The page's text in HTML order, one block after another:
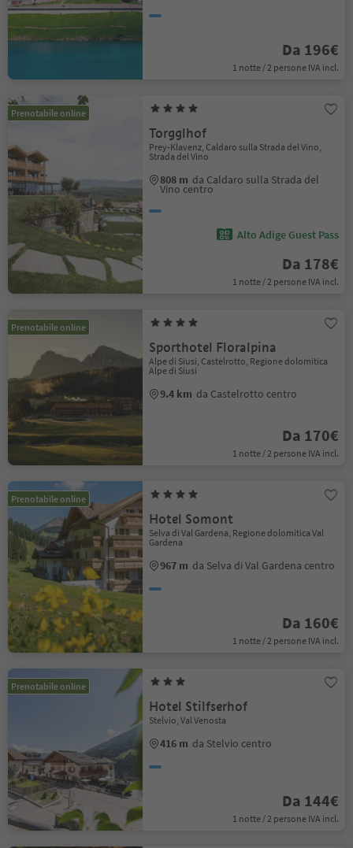
Da 196€
1 notte / 2 persone IVA incl.
Prenotabile online
Torgglhof
Prey-Klavenz, Caldaro sulla Strada del Vino,
Strada del Vino
808 m da Caldaro sulla Strada del
Vino centro
Alto Adige Guest Pass
Da 178€
1 notte / 2 persone IVA incl.
Prenotabile online
Sporthotel Floralpina
Alpe di Siusi, Castelrotto, Regione dolomitica
Alpe di Siusi
9.4 km da Castelrotto centro
Da 170€
1 notte / 2 persone IVA incl.
Prenotabile online
Hotel Somont
Selva di Val Gardena, Regione dolomitica Val
Gardena
967 m da Selva di Val Gardena centro
Da 160€
1 notte / 2 persone IVA incl.
Prenotabile online
Hotel Stilfserhof
Stelvio, Val Venosta
416 m da Stelvio centro
Da 144€
1 notte / 2 persone IVA incl.